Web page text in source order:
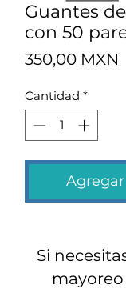
Guantes
con 50
350,00 MXN
Cantidad *
Si